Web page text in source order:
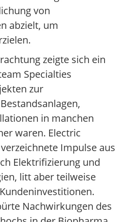
von
abzielt, um
zeigte sich ein
Specialties
zur
in manchen
waren. Electric
Impulse aus
Elektrifizierung und
litt aber teilweise
Nachwirkungen des